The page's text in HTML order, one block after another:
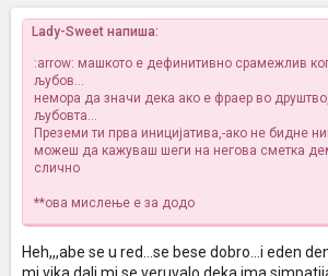
Lady-Sweet напиша:
:arrow: машкото е дефинитивно срамежлив
љубов...
немора да значи дека ако е фраер во
љубовта...
Преземи ти прва иницијатива,-ако не бидне
можеш да кажуваш шеги на негова сметка
слично
**ова мислење е за додо
Heh,,,abe se u red...se bese dobro...i eden